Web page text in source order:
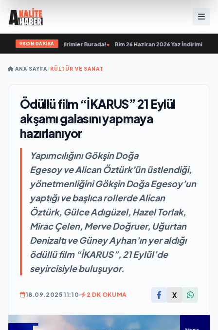
SON DAKİKA
İnanılmaz İndirimler Burada!• Bim 26 Haziran 2026 Yaz İndirimi:
ANA SAYFA/KÜLTÜR VE SANAT
Ödüllü film “İKARUS” 21 Eylül
akşamı galasını yapmaya
hazırlanıyor
Yapımcılığını Gökşin Doğa
Egesoy ve Alican Öztürk’ün üstlendiği,
yönetmenliğini Gökşin Doğa Egesoy’un
yaptığı ve başlıca rollerde Alican
Öztürk, Gülce Adıgüzel, Hazel Torlak,
Mirac Çelen, Merve Doğruer, Uğurtan
Denizaltı ve Güney Ayhan’ın yer aldığı
ödüllü film “İKARUS”, 21 Eylül’de
seyircisiyle buluşuyor.
18.09.2025 11:10 2 DK OKUMA X